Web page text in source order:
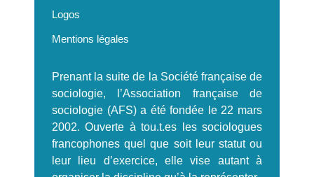
Logos
Mentions légales
Prenant la suite de la Société française de
sociologie, l’Association française de
sociologie (AFS) a été fondée le 22 mars
2002. Ouverte à tou.t.es les sociologues
francophones quel que soit leur statut ou
leur lieu d’exercice, elle vise autant à